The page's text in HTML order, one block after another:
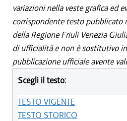
variazioni nella veste grafica ed
corrispondente testo pubblicato
della Regione Friuli Venezia
di ufficialità e non è sostitutivo
pubblicazione ufficiale avente
Scegli il testo:
TESTO VIGENTE
TESTO STORICO